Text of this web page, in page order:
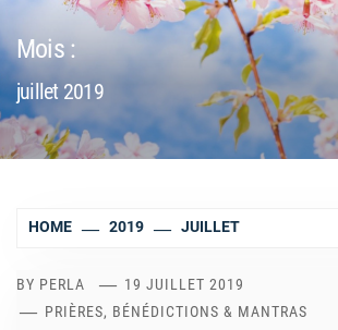
Mois :
juillet 2019
HOME 2019 JUILLET
BY PERLA
19 JUILLET 2019
PRIÈRES, BÉNÉDICTIONS & MANTRAS